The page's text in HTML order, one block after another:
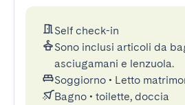
Self check-in
Sono inclusi articoli da
asciugamani e lenzuola.
Soggiorno • Letto
Bagno • toilette, doccia